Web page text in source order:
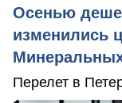
Осенью
изменились
Перелет в